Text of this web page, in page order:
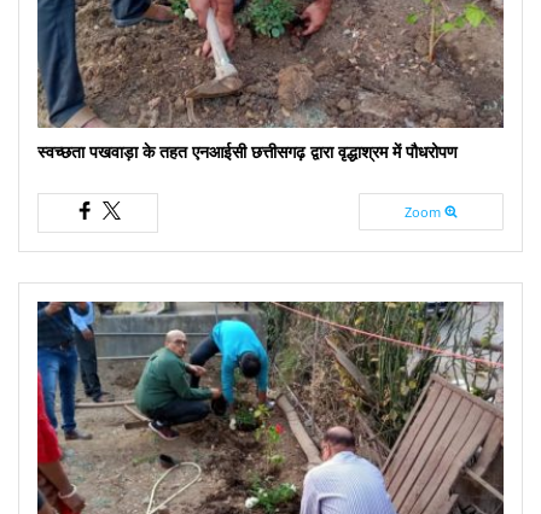
स्वच्छता पखवाड़ा के तहत एनआईसी छत्तीसगढ़ द्वारा वृद्धाश्रम में पौधरोपण
Zoom